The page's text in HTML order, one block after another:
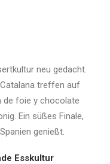
neu gedacht.
treffen auf
de foie y chocolate
Ein süßes Finale,
genießt.
Esskultur